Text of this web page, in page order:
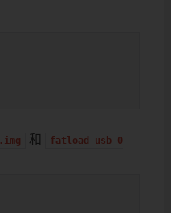
和 fatload usb 0